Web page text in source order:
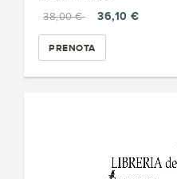
38,00 €
36,10 €
PRENOTA